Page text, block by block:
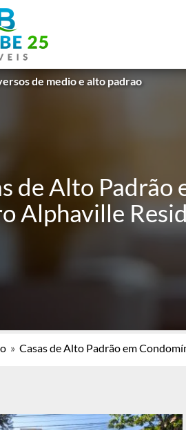
de medio e alto padrao
de Alto Padrão
Alphaville
» Casas de Alto Padrão em